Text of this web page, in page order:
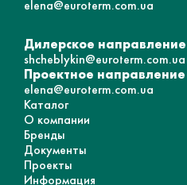
elena@euroterm.com.ua
Дилерское направление
shcheblykin@euroterm.com.ua
Проектное направление
elena@euroterm.com.ua
Каталог
О компании
Бренды
Документы
Проекты
Информация